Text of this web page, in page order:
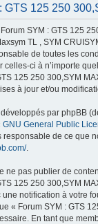
GTS 125 250
SYM : GTS 125
TL , SYM
de toutes les
celles-ci à n’importe
125 250 300,SYM
à jour et/ou
par phpBB
GNU General Public
responsable de ce que
.
ne pas publier de
125 250 300,SYM
notification à votre
« Forum SYM : GTS
En tant que